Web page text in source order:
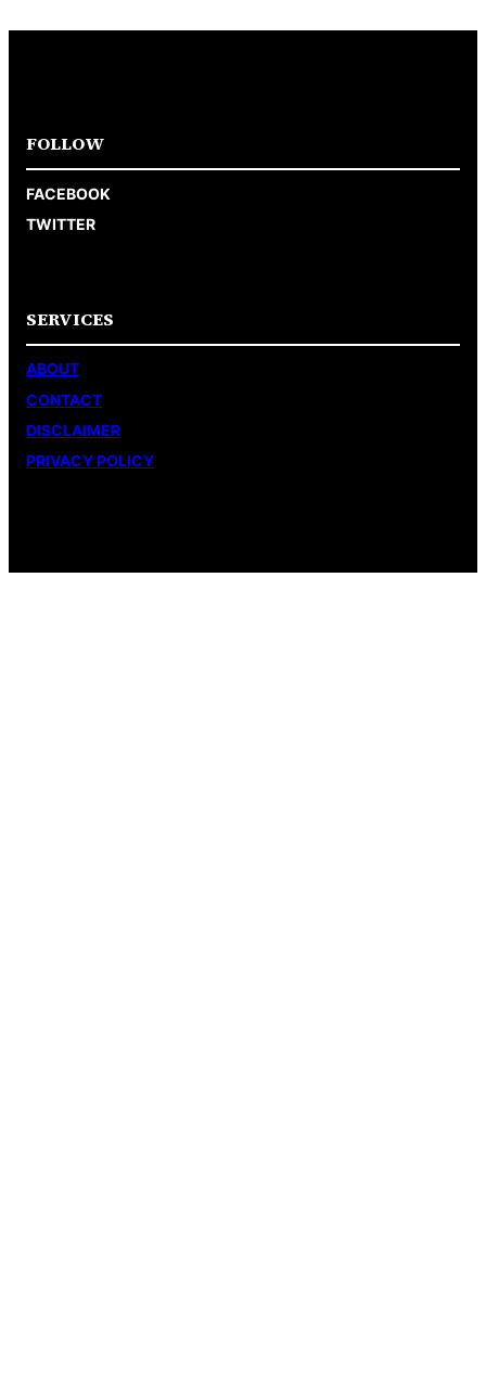
FOLLOW
FACEBOOK
TWITTER
SERVICES
ABOUT
CONTACT
DISCLAIMER
PRIVACY POLICY